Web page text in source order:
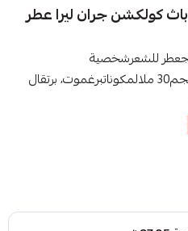
كولكشن جران ليرا عطر
للشعرشخصية
عطركحيويةالعائلة العطريةفاكهيةالحجم30 ملالمكوناتبرغموت، برتقال